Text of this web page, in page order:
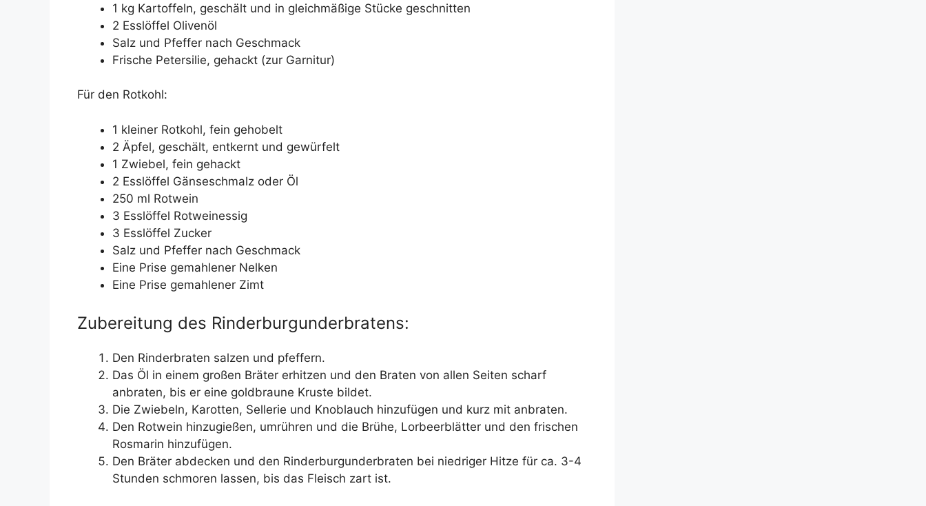
1 kg Kartoffeln, geschält und in gleichmäßige Stücke geschnitten
2 Esslöffel Olivenöl
Salz und Pfeffer nach Geschmack
Frische Petersilie, gehackt (zur Garnitur)
Für den Rotkohl:
1 kleiner Rotkohl, fein gehobelt
2 Äpfel, geschält, entkernt und gewürfelt
1 Zwiebel, fein gehackt
2 Esslöffel Gänseschmalz oder Öl
250 ml Rotwein
3 Esslöffel Rotweinessig
3 Esslöffel Zucker
Salz und Pfeffer nach Geschmack
Eine Prise gemahlener Nelken
Eine Prise gemahlener Zimt
Zubereitung des Rinderburgunderbratens:
Den Rinderbraten salzen und pfeffern.
Das Öl in einem großen Bräter erhitzen und den Braten von allen Seiten scharf
anbraten, bis er eine goldbraune Kruste bildet.
Die Zwiebeln, Karotten, Sellerie und Knoblauch hinzufügen und kurz mit anbraten.
Den Rotwein hinzugießen, umrühren und die Brühe, Lorbeerblätter und den frischen
Rosmarin hinzufügen.
Den Bräter abdecken und den Rinderburgunderbraten bei niedriger Hitze für ca. 3-4
Stunden schmoren lassen, bis das Fleisch zart ist.